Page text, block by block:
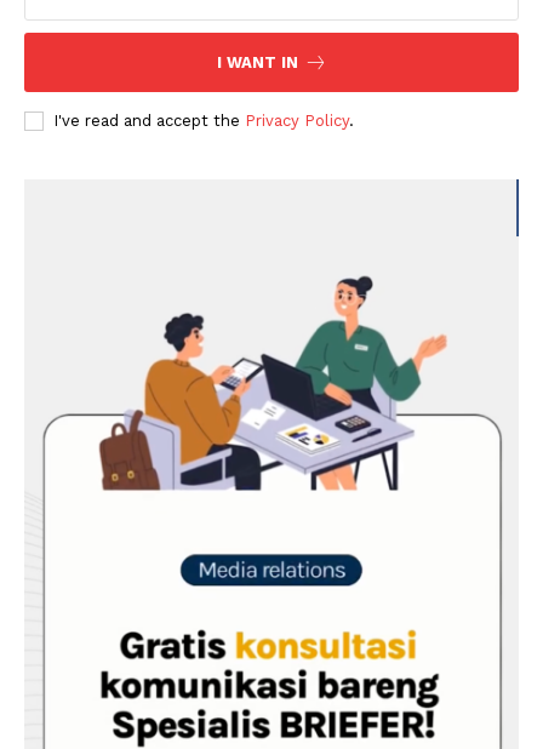
I WANT IN
I've read and accept the Privacy Policy.